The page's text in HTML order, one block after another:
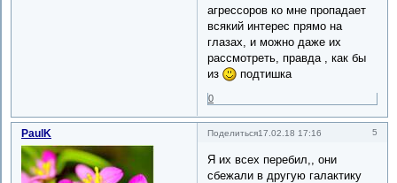
агрессоров ко мне пропадает
всякий интерес прямо на
глазах, и можно даже их
рассмотреть, правда , как бы
из
подтишка
0
Поделиться 5
17.02.18 17:16
PaulK
Я их всех перебил,, они
сбежали в другую галактику